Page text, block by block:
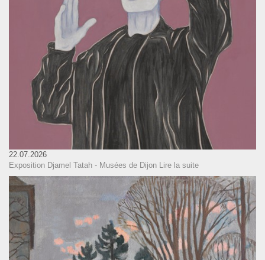
22.07.2026
Exposition Djamel Tatah - Musées de Dijon Lire la suite